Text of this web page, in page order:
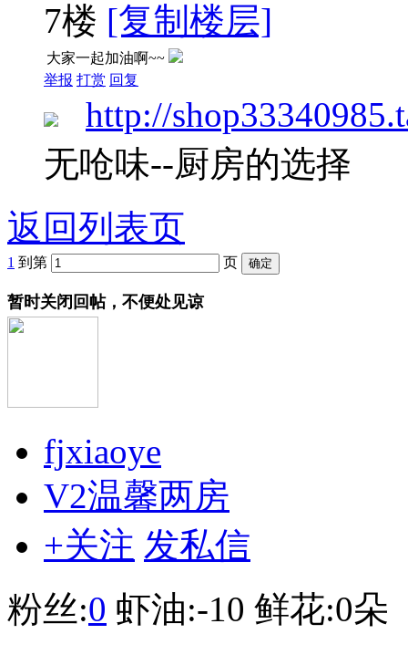
7楼 [复制楼层]
大家一起加油啊~~
举报 打赏 回复
http://
无呛味--厨房的选择
返回列表页
1 到第 页
暂时关闭回帖，不便处见谅
fjxiaoye
V2温馨两房
+关注 发私信
粉丝:0 虾油:-10 鲜花:0朵